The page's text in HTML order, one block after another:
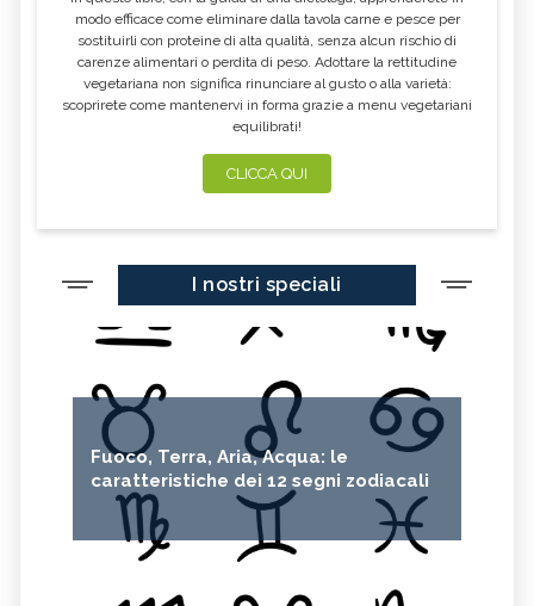
modo efficace come eliminare dalla tavola carne e pesce per
sostituirli con proteine di alta qualità, senza alcun rischio di
carenze alimentari o perdita di peso. Adottare la rettitudine
vegetariana non significa rinunciare al gusto o alla varietà:
scoprirete come mantenervi in forma grazie a menu vegetariani
equilibrati!
CLICCA QUI
I nostri speciali
Fuoco, Terra, Aria, Acqua: le
caratteristiche dei 12 segni zodiacali